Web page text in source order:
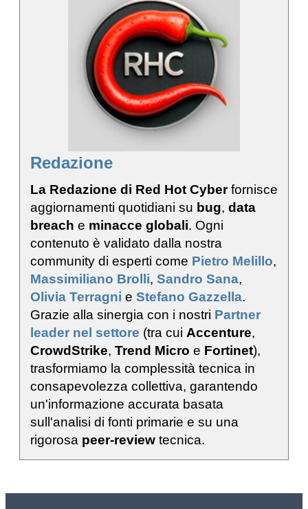
Redazione
La Redazione di Red Hot Cyberfornisce
aggiornamenti quotidiani su bug, data
breach e minacce globali. Ogni
contenuto è validato dalla nostra
community di esperti come Pietro Melillo,
Massimiliano Brolli, Sandro Sana,
Olivia Terragni e Stefano Gazzella.
Grazie alla sinergia con i nostri Partner
leader nel settore (tra cui Accenture,
CrowdStrike, Trend Micro e Fortinet),
trasformiamo la complessità tecnica in
consapevolezza collettiva, garantendo
un'informazione accurata basata
sull'analisi di fonti primarie e su una
rigorosa peer-review tecnica.